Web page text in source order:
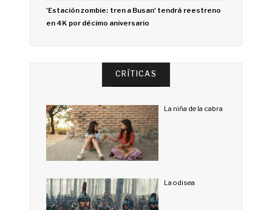
'Estación zombie: tren a Busan' tendrá reestreno
en 4K por décimo aniversario
CRÍTICAS
La niña de la cabra
La odisea